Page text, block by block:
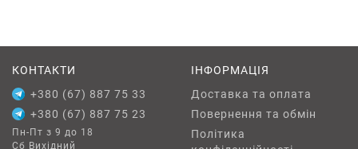
КОНТАКТИ
+380 (67) 887 75 33
+380 (67) 887 75 23
Пн-Пт з 9 до 18
Сб Вихідний
ІНФОРМАЦІЯ
Доставка та оплата
Повернення та обмін
Політика